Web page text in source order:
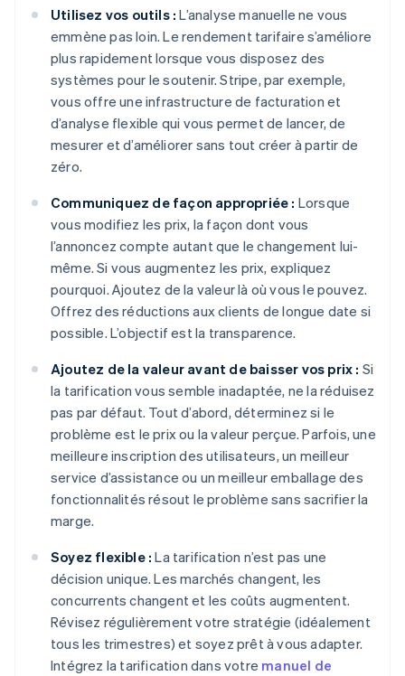
Utilisez vos outils : L’analyse manuelle ne vous
emmène pas loin. Le rendement tarifaire s’améliore
plus rapidement lorsque vous disposez des
systèmes pour le soutenir. Stripe, par exemple,
vous offre une infrastructure de facturation et
d’analyse flexible qui vous permet de lancer, de
mesurer et d’améliorer sans tout créer à partir de
zéro.
Communiquez de façon appropriée : Lorsque
vous modifiez les prix, la façon dont vous
l’annoncez compte autant que le changement lui-
même. Si vous augmentez les prix, expliquez
pourquoi. Ajoutez de la valeur là où vous le pouvez.
Offrez des réductions aux clients de longue date si
possible. L’objectif est la transparence.
Ajoutez de la valeur avant de baisser vos prix : Si
la tarification vous semble inadaptée, ne la réduisez
pas par défaut. Tout d’abord, déterminez si le
problème est le prix ou la valeur perçue. Parfois, une
meilleure inscription des utilisateurs, un meilleur
service d’assistance ou un meilleur emballage des
fonctionnalités résout le problème sans sacrifier la
marge.
Soyez flexible : La tarification n’est pas une
décision unique. Les marchés changent, les
concurrents changent et les coûts augmentent.
Révisez régulièrement votre stratégie (idéalement
tous les trimestres) et soyez prêt à vous adapter.
Intégrez la tarification dans votre manuel de